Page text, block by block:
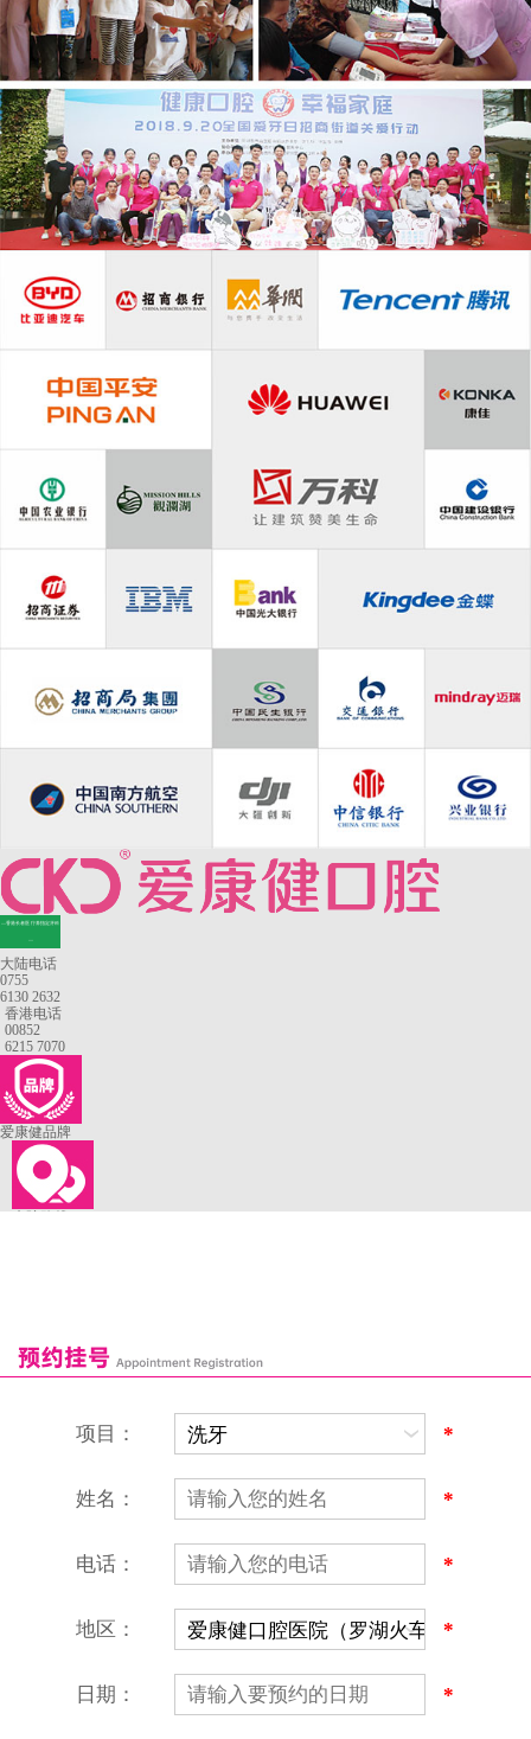
—香港长者医疗券指定牙科
—
大陆电话
0755
6130 2632
香港电话
00852
6215 7070
爱康健品牌
恒乐口腔诊所
富港口腔诊所
营业时间：9:00-18:00
（节假日照常上班）
项目： *
姓名： *
电话： *
地区： *
日期： *